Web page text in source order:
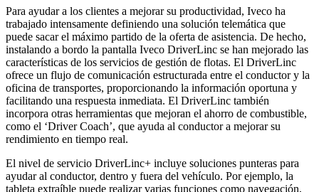
Para ayudar a los clientes a mejorar su productividad, Iveco ha
trabajado intensamente definiendo una solución telemática que
puede sacar el máximo partido de la oferta de asistencia. De hecho,
instalando a bordo la pantalla Iveco DriverLinc se han mejorado las
características de los servicios de gestión de flotas. El DriverLinc
ofrece un flujo de comunicación estructurada entre el conductor y la
oficina de transportes, proporcionando la información oportuna y
facilitando una respuesta inmediata. El DriverLinc también
incorpora otras herramientas que mejoran el ahorro de combustible,
como el ‘Driver Coach’, que ayuda al conductor a mejorar su
rendimiento en tiempo real.
El nivel de servicio DriverLinc+ incluye soluciones punteras para
ayudar al conductor, dentro y fuera del vehículo. Por ejemplo, la
tableta extraíble puede realizar varias funciones como navegación,